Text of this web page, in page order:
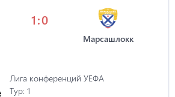
1:0
Марсашлокк
Лига конференций УЕФА
Tур: 1